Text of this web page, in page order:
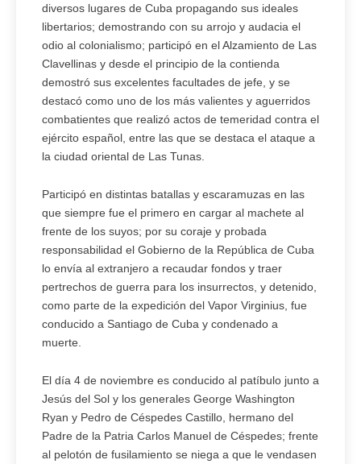
diversos lugares de Cuba propagando sus ideales
libertarios; demostrando con su arrojo y audacia el
odio al colonialismo; participó en el Alzamiento de Las
Clavellinas y desde el principio de la contienda
demostró sus excelentes facultades de jefe, y se
destacó como uno de los más valientes y aguerridos
combatientes que realizó actos de temeridad contra el
ejército español, entre las que se destaca el ataque a
la ciudad oriental de Las Tunas.
Participó en distintas batallas y escaramuzas en las
que siempre fue el primero en cargar al machete al
frente de los suyos; por su coraje y probada
responsabilidad el Gobierno de la República de Cuba
lo envía al extranjero a recaudar fondos y traer
pertrechos de guerra para los insurrectos, y detenido,
como parte de la expedición del Vapor Virginius, fue
conducido a Santiago de Cuba y condenado a
muerte.
El día 4 de noviembre es conducido al patíbulo junto a
Jesús del Sol y los generales George Washington
Ryan y Pedro de Céspedes Castillo, hermano del
Padre de la Patria Carlos Manuel de Céspedes; frente
al pelotón de fusilamiento se niega a que le vendasen